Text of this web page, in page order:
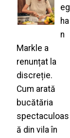
eg
ha
n
Markle a
renunțat la
discreție.
Cum arată
bucătăria
spectaculoas
ă din vila în